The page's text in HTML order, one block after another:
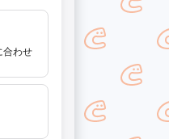
合わせ